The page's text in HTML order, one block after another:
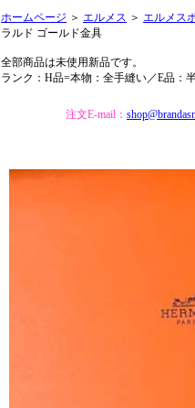
ホームページ ＞ エルメス ＞ エルメス
ラルド ゴールド金具
全部商品は未使用新品です。
ランク：H品=本物：全手縫い／E品：
注文E-mail：